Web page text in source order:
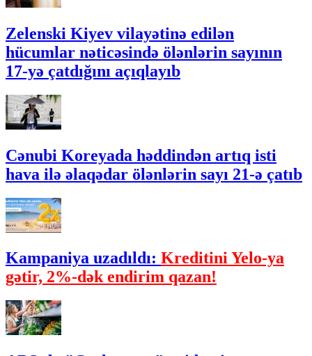
Zelenski Kiyev vilayətinə edilən
hücumlar nəticəsində ölənlərin sayının
17-yə çatdığını açıqlayıb
Cənubi Koreyada həddindən artıq isti
hava ilə əlaqədar ölənlərin sayı 21-ə çatıb
Kampaniya uzadıldı: Kreditini Yelo-ya
gətir, 2%-dək endirim qazan!